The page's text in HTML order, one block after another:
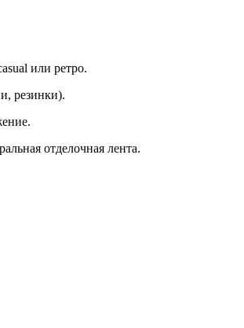
или ретро.
резинки).
отделочная лента.